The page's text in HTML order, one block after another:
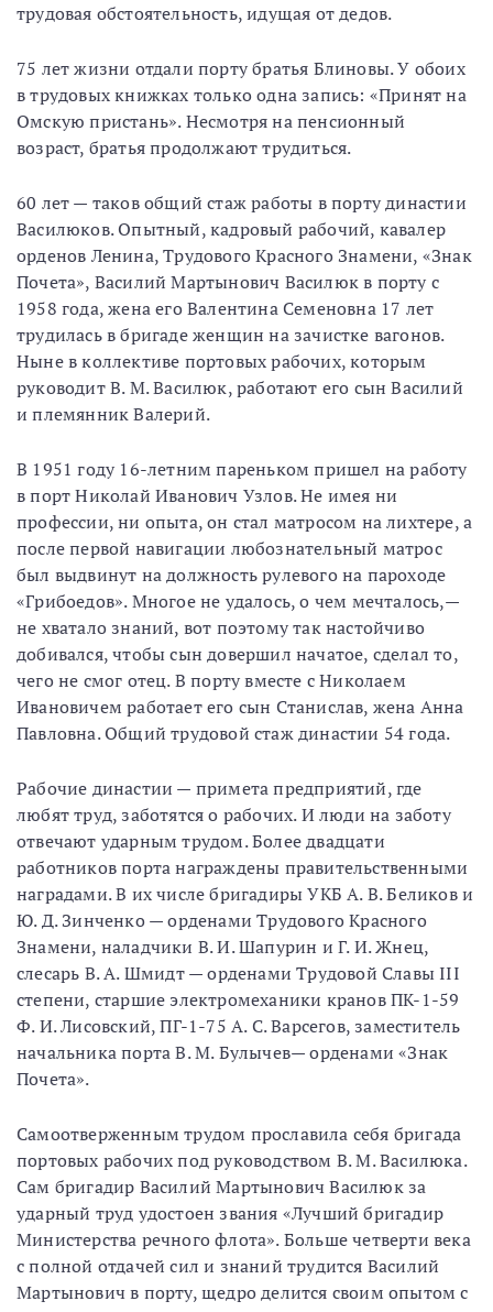
трудовая обстоятельность, идущая от дедов.
75 лет жизни отдали порту братья Блиновы. У обоих
в трудовых книжках только одна запись: «Принят на
Омскую пристань». Несмотря на пенсионный
возраст, братья продолжают трудиться.
60 лет — таков общий стаж работы в порту династии
Василюков. Опытный, кадровый рабочий, кавалер
орденов Ленина, Трудового Красного Знамени, «Знак
Почета», Василий Мартынович Василюк в порту с
1958 года, жена его Валентина Семеновна 17 лет
трудилась в бригаде женщин на зачистке вагонов.
Ныне в коллективе портовых рабочих, которым
руководит В. М. Василюк, работают его сын Василий
и племянник Валерий.
В 1951 году 16-летним пареньком пришел на работу
в порт Николай Иванович Узлов. Не имея ни
профессии, ни опыта, он стал матросом на лихтере, а
после первой навигации любознательный матрос
был выдвинут на должность рулевого на пароходе
«Грибоедов». Многое не удалось, о чем мечталось,—
не хватало знаний, вот поэтому так настойчиво
добивался, чтобы сын довершил начатое, сделал то,
чего не смог отец. В порту вместе с Николаем
Ивановичем работает его сын Станислав, жена Анна
Павловна. Общий трудовой стаж династии 54 года.
Рабочие династии — примета предприятий, где
любят труд, заботятся о рабочих. И люди на заботу
отвечают ударным трудом. Более двадцати
работников порта награждены правительственными
наградами. В их числе бригадиры УКБ А. В. Беликов и
Ю. Д. Зинченко — орденами Трудового Красного
Знамени, наладчики В. И. Шапурин и Г. И. Жнец,
слесарь В. А. Шмидт — орденами Трудовой Славы III
степени, старшие электромеханики кранов ПК-1-59
Ф. И. Лисовский, ПГ-1-75 А. С. Варсегов, заместитель
начальника порта В. М. Булычев— орденами «Знак
Почета».
Самоотверженным трудом прославила себя бригада
портовых рабочих под руководством В. М. Василюка.
Сам бригадир Василий Мартынович Василюк за
ударный труд удостоен звания «Лучший бригадир
Министерства речного флота». Больше четверти века
с полной отдачей сил и знаний трудится Василий
Мартынович в порту, щедро делится своим опытом с